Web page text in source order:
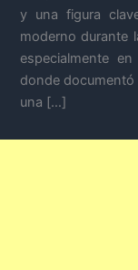
y una figura
moderno durante
especialmente
donde
una […]